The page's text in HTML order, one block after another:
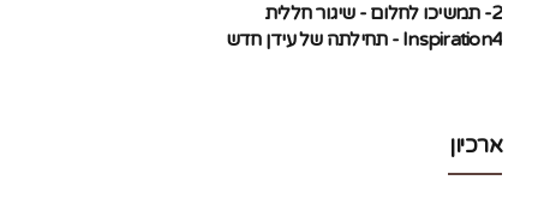
2- תמשיכו לחלום - שיגור חללית
Inspiration4 - תחילתה של עידן חדש
ארכיון